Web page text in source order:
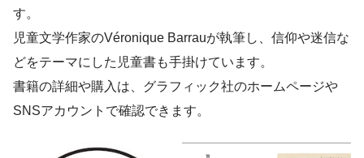
す。
児童文学作家のVéronique Barrauが執筆し、信仰や迷信な
どをテーマにした児童書も手掛けています。
書籍の詳細や購入は、グラフィック社のホームページや
SNSアカウントで確認できます。